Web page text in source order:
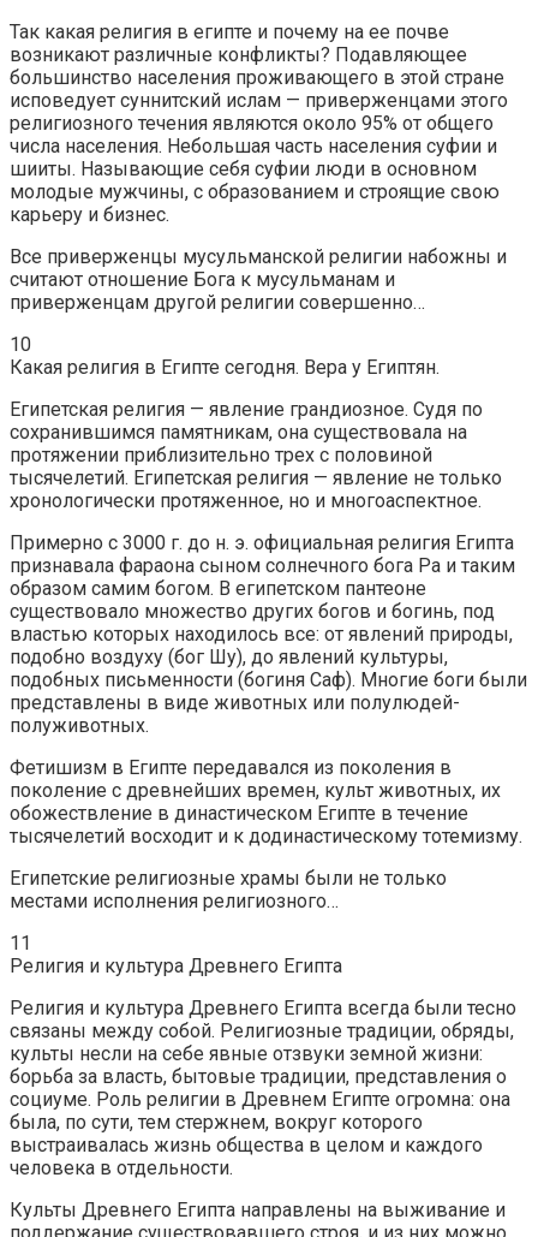
Так какая религия в египте и почему на ее почве
возникают различные конфликты? Подавляющее
большинство населения проживающего в этой стране
исповедует суннитский ислам — приверженцами этого
религиозного течения являются около 95% от общего
числа населения. Небольшая часть населения суфии и
шииты. Называющие себя суфии люди в основном
молодые мужчины, с образованием и строящие свою
карьеру и бизнес.
Все приверженцы мусульманской религии набожны и
считают отношение Бога к мусульманам и
приверженцам другой религии совершенно…
10
Какая религия в Египте сегодня. Вера у Египтян.
Египетская религия — явление грандиозное. Судя по
сохранившимся памятникам, она существовала на
протяжении приблизительно трех с половиной
тысячелетий. Египетская религия — явление не только
хронологически протяженное, но и многоаспектное.
Примерно с 3000 г. до н. э. официальная религия Египта
признавала фараона сыном солнечного бога Ра и таким
образом самим богом. В египетском пантеоне
существовало множество других богов и богинь, под
властью которых находилось все: от явлений природы,
подобно воздуху (бог Шу), до явлений культуры,
подобных письменности (богиня Саф). Многие боги были
представлены в виде животных или полулюдей-
полуживотных.
Фетишизм в Египте передавался из поколения в
поколение с древнейших времен, культ животных, их
обожествление в династическом Египте в течение
тысячелетий восходит и к додинастическому тотемизму.
Египетские религиозные храмы были не только
местами исполнения религиозного…
11
Религия и культура Древнего Египта
Религия и культура Древнего Египта всегда были тесно
связаны между собой. Религиозные традиции, обряды,
культы несли на себе явные отзвуки земной жизни:
борьба за власть, бытовые традиции, представления о
социуме. Роль религии в Древнем Египте огромна: она
была, по сути, тем стержнем, вокруг которого
выстраивалась жизнь общества в целом и каждого
человека в отдельности.
Культы Древнего Египта направлены на выживание и